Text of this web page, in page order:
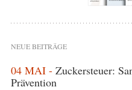
NEUE BEITRÄGE
04 MAI - Zuckersteuer:
Prävention